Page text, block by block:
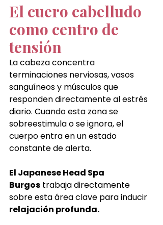
El cuero cabelludo
como centro de
tensión
La cabeza concentra
terminaciones nerviosas, vasos
sanguíneos y músculos que
responden directamente al estrés
diario. Cuando esta zona se
sobreestimula o se ignora, el
cuerpo entra en un estado
constante de alerta.
El Japanese Head Spa
Burgos trabaja directamente
sobre esta área clave para inducir
relajación profunda.